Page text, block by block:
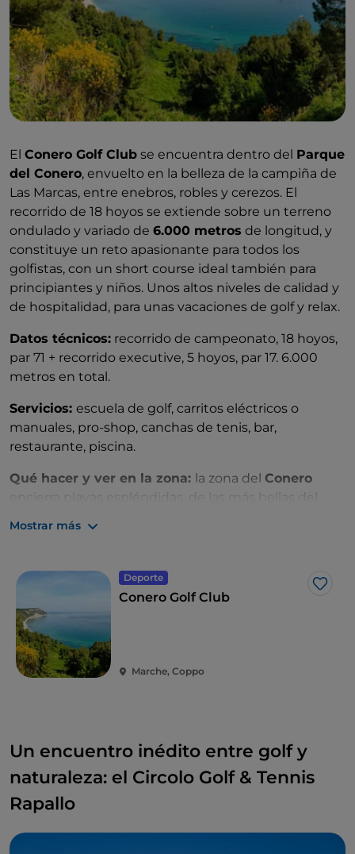
El Conero Golf Club se encuentra dentro del Parque
del Conero, envuelto en la belleza de la campiña de
Las Marcas, entre enebros, robles y cerezos. El
recorrido de 18 hoyos se extiende sobre un terreno
ondulado y variado de 6.000 metros de longitud, y
constituye un reto apasionante para todos los
golfistas, con un short course ideal también para
principiantes y niños. Unos altos niveles de calidad y
de hospitalidad, para unas vacaciones de golf y relax.
Datos técnicos: recorrido de campeonato, 18 hoyos,
par 71 + recorrido executive, 5 hoyos, par 17. 6.000
metros en total.
Servicios: escuela de golf, carritos eléctricos o
manuales, pro-shop, canchas de tenis, bar,
restaurante, piscina.
Qué hacer y ver en la zona: la zona del Conero
encierra playas espléndidas, de las más bellas del
Numana.
Mostrar más
Deporte
Me
Conero Golf Club
Marche, Coppo
Un encuentro inédito entre golf y
naturaleza: el Circolo Golf & Tennis
Rapallo